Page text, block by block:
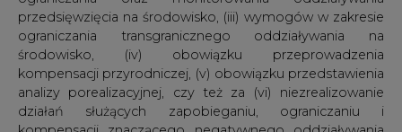
wykonanie zastępcze obowiązków określonych w decyzji
środowiskowej.
Sporządzanie dokumentacji środowiskowej przez
osoby o odpowiednich kwalifikacjach
Komisja Europejska, przygotowując projekt zmian do